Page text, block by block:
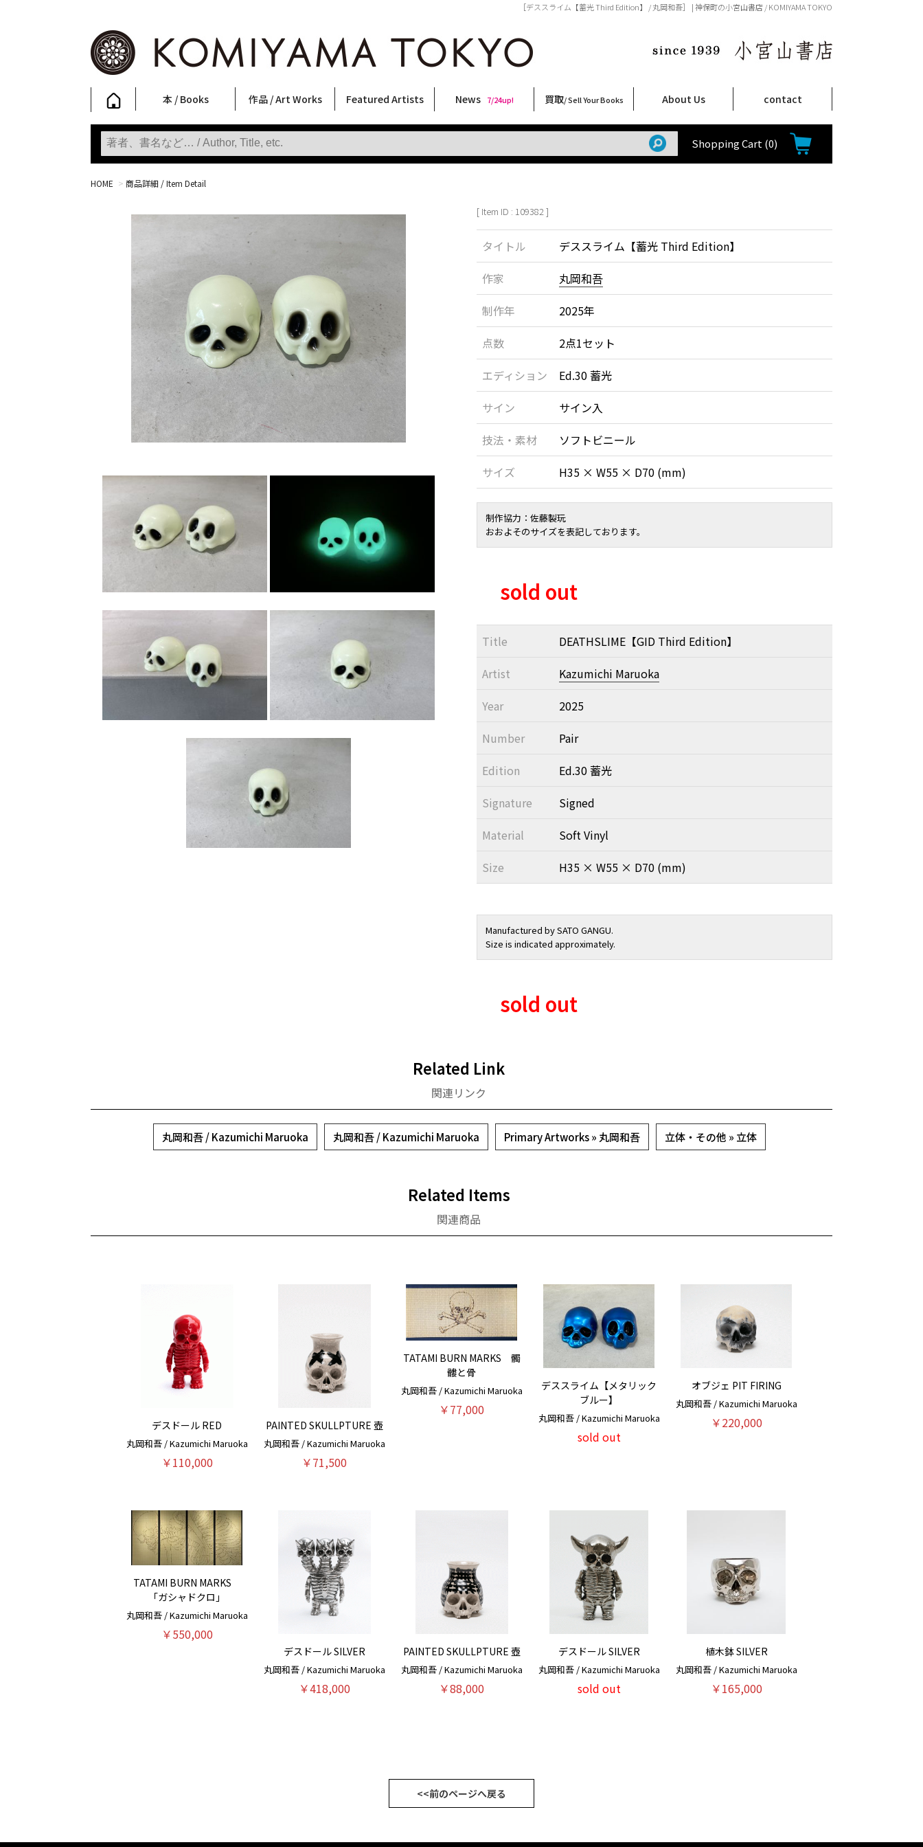
［デススライム【蓄光 Third Edition】 / 丸岡和吾］ | 神保町の小宮山書店 / KOMIYAMA TOKYO
本 / Books
写真集
Photobooks
ファッション
Fashion
アート / 美術
Art
文学・人文
Literature & Humanities
日本文化
Japanese Culture
新刊
New Books
SALE
SALE
作品 / Art Works
フォトグラフィー
Photography
ポスター
Posters
ストリートアート
Street Art
立体・その他
Sculptures / etc
アートワークス
Art Works
Primary Artworks
KOMIYAMA TOKYO ART LABEL
版画
Prints
Featured Artists
稲嶺啓一(東風終)
村田言恵
丸岡和吾
Rico Casella
キム・ロートン
菅谷晋一
柴田亜美
内藤啓介
CHRIS
横尾忠則
佐伯俊男
三島剛
大西洋介
北島敬三
須藤昌人
春川ナミオ
大類信
森山大道
天野タケル
秋赤音
COOKIE
林月光
三島由紀夫
二本木里美
内藤ルネ
News 7/24up!
新着・おすすめ商品 9/7up!
フェア・イベント情報 7/24up!
お店からのお知らせ 6/1up!
買取/ Sell Your Books
買取ブログ
買取専用フォーム
古書 / 古本の買取
美術品の買取
出張買取について
宅配買取について
店頭買取について
よくある質問
About Us
店舗案内
Shop Infomation
ご注文について
How to Order
特定商取引法に関する表示
プライバシーポリシー
contact
Shopping Cart (0)
HOME > 商品詳細 / Item Detail
[ Item ID : 109382 ]
タイトル
デススライム【蓄光 Third Edition】
作家
丸岡和吾
制作年
2025年
点数
2点1セット
エディション
Ed.30 蓄光
サイン
サイン入
技法・素材
ソフトビニール
サイズ
H35 × W55 × D70 (mm)
制作協力：佐藤製玩
おおよそのサイズを表記しております。
sold out
Title
DEATHSLIME【GID Third Edition】
Artist
Kazumichi Maruoka
Year
2025
Number
Pair
Edition
Ed.30 蓄光
Signature
Signed
Material
Soft Vinyl
Size
H35 × W55 × D70 (mm)
Manufactured by SATO GANGU.
Size is indicated approximately.
sold out
Related Link
関連リンク
丸岡和吾 / Kazumichi Maruoka 丸岡和吾 / Kazumichi Maruoka Primary Artworks » 丸岡和吾 立体・その他 » 立体
Related Items
関連商品
デスドール RED
丸岡和吾 / Kazumichi Maruoka
￥110,000
PAINTED SKULLPTURE 壺
丸岡和吾 / Kazumichi Maruoka
￥71,500
TATAMI BURN MARKS 髑
髏と骨
丸岡和吾 / Kazumichi Maruoka
￥77,000
デススライム【メタリック
ブルー】
丸岡和吾 / Kazumichi Maruoka
sold out
オブジェ PIT FIRING
丸岡和吾 / Kazumichi Maruoka
￥220,000
TATAMI BURN MARKS
「ガシャドクロ」
丸岡和吾 / Kazumichi Maruoka
￥550,000
デスドール SILVER
丸岡和吾 / Kazumichi Maruoka
￥418,000
PAINTED SKULLPTURE 壺
丸岡和吾 / Kazumichi Maruoka
￥88,000
デスドール SILVER
丸岡和吾 / Kazumichi Maruoka
sold out
植木鉢 SILVER
丸岡和吾 / Kazumichi Maruoka
￥165,000
<<前のページへ戻る